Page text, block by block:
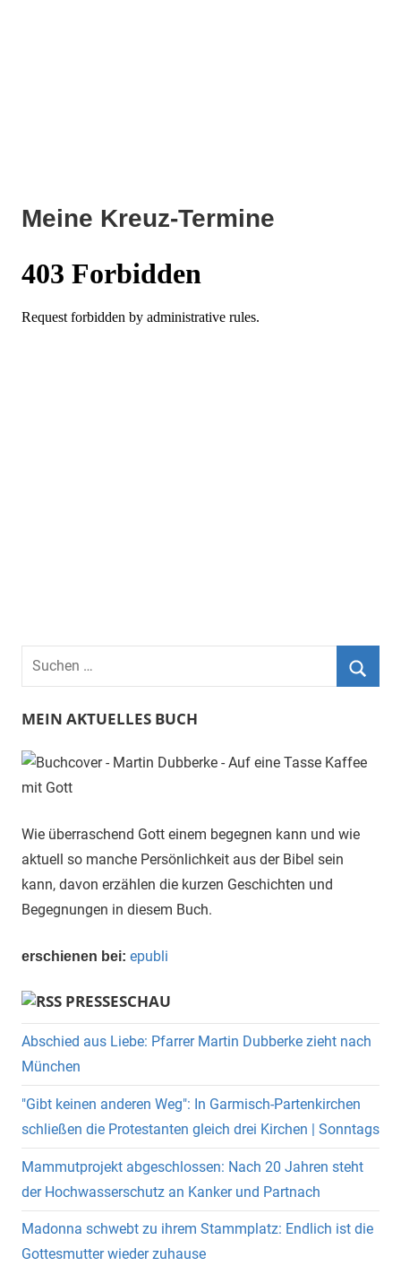
Meine Kreuz-Termine
Suchen
nach:
MEIN AKTUELLES BUCH
Wie überraschend Gott einem begegnen kann und wie
aktuell so manche Persönlichkeit aus der Bibel sein
kann, davon erzählen die kurzen Geschichten und
Begegnungen in diesem Buch.
erschienen bei: epubli
PRESSESCHAU
Abschied aus Liebe: Pfarrer Martin Dubberke zieht nach
München
"Gibt keinen anderen Weg": In Garmisch-Partenkirchen
schließen die Protestanten gleich drei Kirchen | Sonntags
Mammutprojekt abgeschlossen: Nach 20 Jahren steht
der Hochwasserschutz an Kanker und Partnach
Madonna schwebt zu ihrem Stammplatz: Endlich ist die
Gottesmutter wieder zuhause